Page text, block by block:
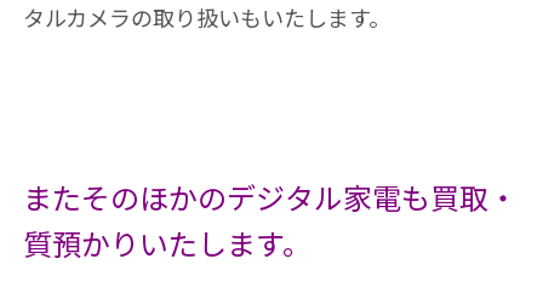
タルカメラの取り扱いもいたします。
またそのほかのデジタル家電も買取・
質預かりいたします。